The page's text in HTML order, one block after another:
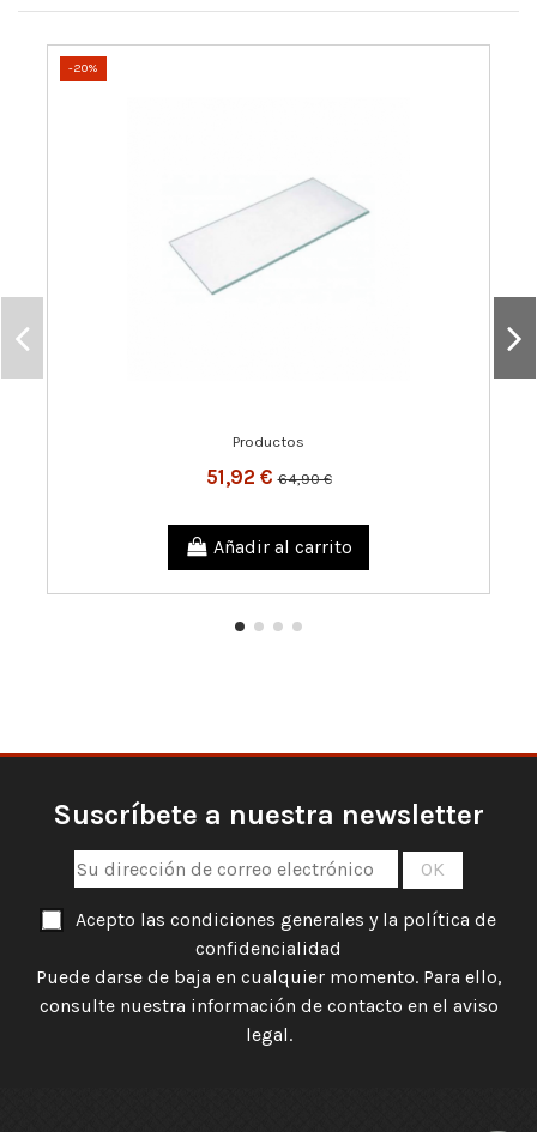
-20%
Productos
51,92 €64,90 €
Añadir al carrito
Suscríbete a nuestra newsletter
Acepto las condiciones generales y la política de
confidencialidad
Puede darse de baja en cualquier momento. Para ello,
consulte nuestra información de contacto en el aviso
legal.